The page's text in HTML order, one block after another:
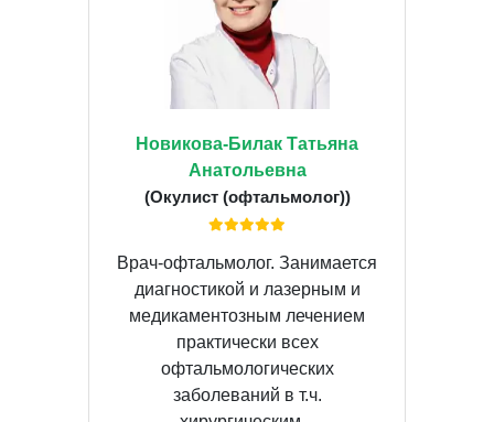
Новикова-Билак Татьяна
Анатольевна
(Окулист (офтальмолог))
Врач-офтальмолог. Занимается
диагностикой и лазерным и
медикаментозным лечением
практически всех
офтальмологических
заболеваний в т.ч.